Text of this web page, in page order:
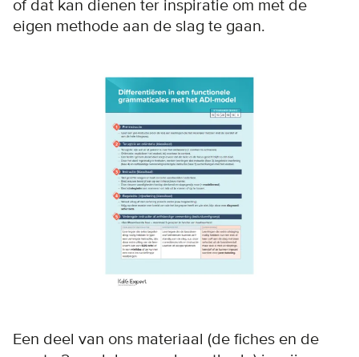
of dat kan dienen ter inspiratie om met de
eigen methode aan de slag te gaan.
Een deel van ons materiaal (de fiches en de